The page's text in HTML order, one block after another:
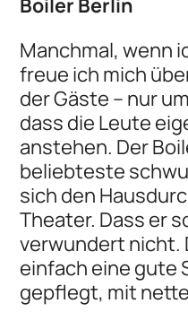
Manchmal, wenn
freue ich mich
der Gäste – nur
dass die Leute
anstehen. Der
beliebteste
sich den
Theater. Dass er
verwundert nicht.
einfach eine gute
gepflegt, mit